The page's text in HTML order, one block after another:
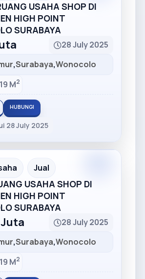
USAHA SHOP DI
HIGH POINT
SURABAYA
28 July 2025
,Surabaya,Wonocolo
19 M2
HUBUNGI
28 July 2025
Jual
USAHA SHOP DI
HIGH POINT
SURABAYA
28 July 2025
,Surabaya,Wonocolo
19 M2